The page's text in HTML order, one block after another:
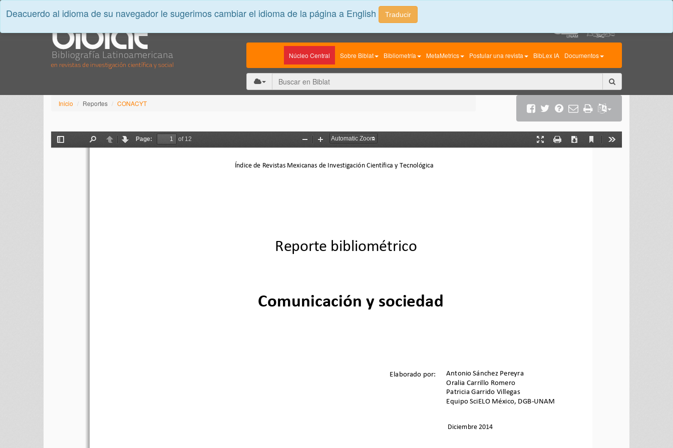
Núcleo Central Sobre Biblat Bibliometría MetaMetrics Postular una revista BibLex IA Documentos
Inicio Reportes CONACYT
Toggle
PreviousNext
Page:
of 12
Presentation
Print Download
Current
Zoom
Zoom
Índice de Revistas Mexicanas de Investigación Científica y Tecnológica
Reporte bibliométrico
Antonio Sánchez Pereyra
Oralia Carrillo Romero
Patricia Garrido Villegas
Equipo SciELO México, DGB-UNAM
Elaborado por:
Diciembre 2014
Comunicación y sociedad
Deacuerdo al idioma de su navegador le sugerimos cambiar el idioma de la página a English Traducir